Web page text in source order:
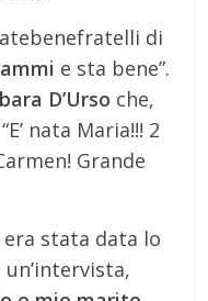
di
e sta bene”.
D’Urso che,
nata Maria!!! 2
Grande
stata data lo